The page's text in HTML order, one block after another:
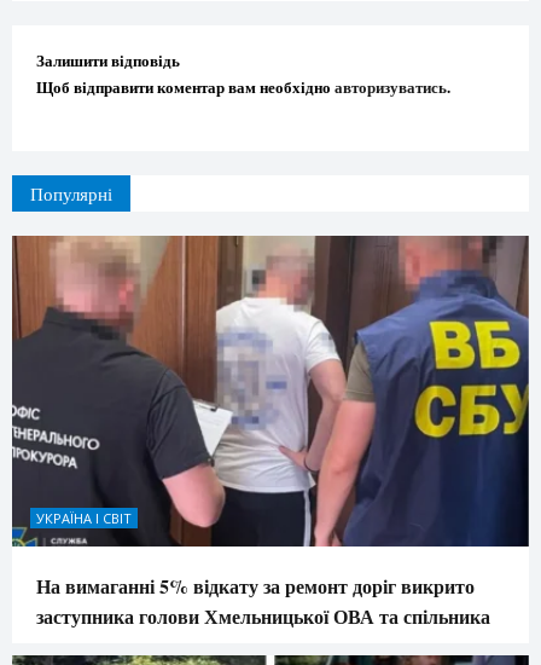
Залишити відповідь
Щоб відправити коментар вам необхідно авторизуватись.
Популярні
УКРАЇНА І СВІТ
На вимаганні 5% відкату за ремонт доріг викрито
заступника голови Хмельницької ОВА та спільника